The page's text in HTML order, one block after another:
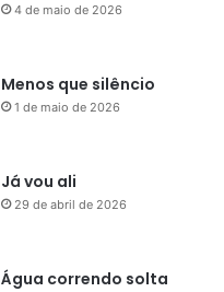
4 de maio de 2026
Menos que silêncio
1 de maio de 2026
Já vou ali
29 de abril de 2026
Água correndo solta